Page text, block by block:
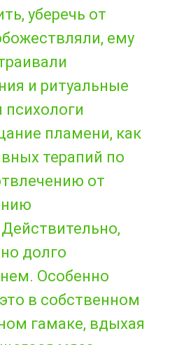
уберечь от
ему
и ритуальные
пламени, как
терапий по
от
долго
Особенно
в собственном
гамаке, вдыхая